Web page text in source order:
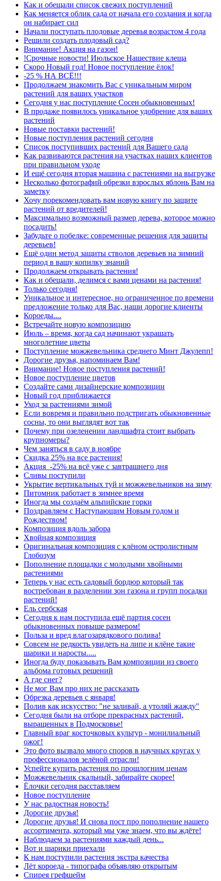
Как и обещали список свежих поступлений
Как меняется облик сада от начала его создания и когда
он набирает сил
Начали поступать плодовые деревья возрастом 4 года
Решили создать плодовый сад?
Внимание! Акция на газон!
!Срочные новости! Июльское Нашествие клеща
Скоро Новый год! Новое поступление ёлок!
-25 % НА ВСЁ!!!
Продолжаем знакомить Вас с уникальным миром
растений для ваших участков
Сегодня у нас поступление Сосен обыкновенных!
В продаже появилось уникальное удобрение для ваших
растений
Новые поставки растений!
Новые поступления растений сегодня
Список поступивших растений для Вашего сада
Как развиваются растения на участках наших клиентов
при правильном уходе
И ещё сегодня вторая машина с растениями на выгрузке
Несколько фотографий обрезки взрослых яблонь Вам на
заметку
Хочу порекомендовать вам новую книгу по защите
растений от вредителей!
Максимально возможный размер дерева, которое можно
посадить!
Забудьте о побелке: современные решения для защиты
деревьев!
Ещё один метод защиты стволов деревьев на зимний
период в вашу копилку знаний
Продолжаем открывать растения!
Как и обещали, делимся с вами ценами на растения!
Только сегодня!
Уникальное и интересное, но ограниченное по времени
предложение только для Вас, наши дорогие клиенты
Короеды....
Встречайте новую композицию
Июль – время, когда сад начинают украшать
многолетние цветы
Поступление можжевельника среднего Минт Джулепп!
Дорогие друзья, напоминаем Вам!
Внимание! Новое поступления растений!
Новое поступление цветов
Создайте сами дизайнерские композиции
Новый год приближается
Уход за растениями зимой
Если вовремя и правильно подстригать обыкновенные
сосны, то они выглядят вот так
Почему при озеленении ландшафта стоит выбрать
крупномеры?
Чем заняться в саду в ноябре
Скидка 25% на все растения!
Акция -25% на всё уже с завтрашнего дня
Сливы поступили
Укрытие вертикальных туй и можжевельников на зиму
Питомник работает в зимнее время
Иногда мы создаём альпийские горки
Поздравляем с Наступающим Новым годом и
Рождеством!
Композиция вдоль забора
Хвойная композиция
Оригинальная композиция с клёном остролистным
Глобозум
Пополнение площадки с молодыми хвойными
растениями
Теперь у нас есть садовый бордюр который так
востребован в разделении зон газона и групп посадки
растений!
Ель сербская
Сегодня к нам поступила ещё партия сосен
обыкновенных повыше размером!
Польза и вред влагозарядкового полива!
Совсем не редкость увидеть на липе и клёне такие
шарики и наросты.....
Иногда буду показывать Вам композиции из своего
альбома готовых решений
А где снег?
Не мог Вам про них не рассказать
Обрезка деревьев с января!
Полив как искусство: "не заливай, а утоляй жажду"
Сегодня были на отборе прекрасных растений,
выращенных в Подмосковье!
Главный враг косточковых культур - монилиальный
ожог!
Это фото вызвало много споров в научных кругах у
профессионалов зелёной отрасли!
Успейте купить растения по прошлогним ценам
Можжевельник скальный, забирайте скорее!
Ёлочки сегодня расставляем
Новое поступление
У нас радостная новость!
Дорогие друзья!
Дорогие друзья! И снова пост про пополнение нашего
ассортимента, который мы уже знаем, что вы ждёте!
Наблюдаем за растениями каждый день...
Вот и шарики приехали
К нам поступили растения экстра качества
Лёт короеда - типографа объявляю открытым
Спирея грефшейм